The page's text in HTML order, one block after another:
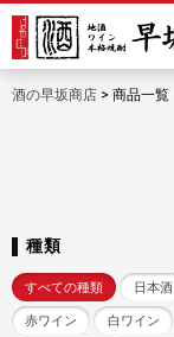
酒の早坂商店 > 商品一覧
種類
すべての種類 日本酒
赤ワイン 白ワイン